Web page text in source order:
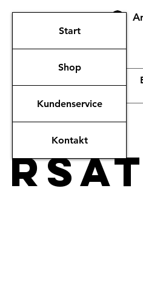
Start
Shop
Kundenservice
Kontakt